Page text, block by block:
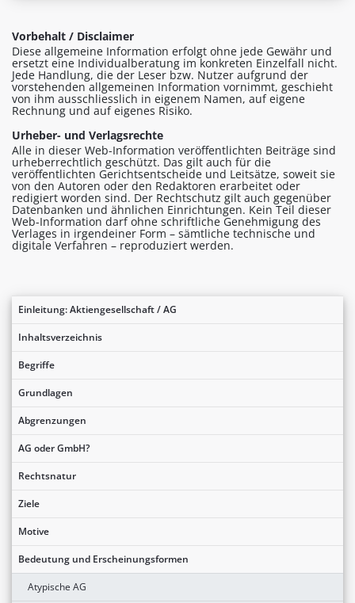
Einleitung: Aktiengesellschaft / AG
Inhaltsverzeichnis
Begriffe
Grundlagen
Abgrenzungen
AG oder GmbH?
Rechtsnatur
Ziele
Motive
Bedeutung und Erscheinungsformen
Atypische AG
Vorbehalt / Disclaimer
Diese allgemeine Information erfolgt ohne jede Gewähr und
ersetzt eine Individualberatung im konkreten Einzelfall nicht.
Jede Handlung, die der Leser bzw. Nutzer aufgrund der
vorstehenden allgemeinen Information vornimmt, geschieht
von ihm ausschliesslich in eigenem Namen, auf eigene
Rechnung und auf eigenes Risiko.
Urheber- und Verlagsrechte
Alle in dieser Web-Information veröffentlichten Beiträge sind
urheberrechtlich geschützt. Das gilt auch für die
veröffentlichten Gerichtsentscheide und Leitsätze, soweit sie
von den Autoren oder den Redaktoren erarbeitet oder
redigiert worden sind. Der Rechtschutz gilt auch gegenüber
Datenbanken und ähnlichen Einrichtungen. Kein Teil dieser
Web-Information darf ohne schriftliche Genehmigung des
Verlages in irgendeiner Form – sämtliche technische und
digitale Verfahren – reproduziert werden.